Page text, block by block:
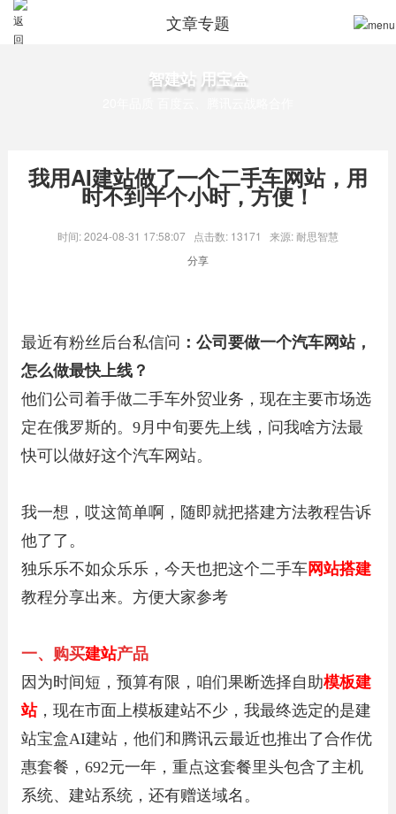
文章专题
智建站 用宝盒
我用AI建站做了一个二手车网站，用
时不到半个小时，方便！
时间: 2024-08-31 17:58:07 点击数: 13171
来源: 耐思智慧
分享
最近有粉丝后台私信问 ：公司要做一个汽车网站，
怎么做最快上线？
他们公司着手做二手车外贸业务，现在主要市场选
定在俄罗斯的。9月中旬要先上线，问我啥方法最
快可以做好这个汽车网站。
我一想，哎这简单啊，随即就把搭建方法教程告诉
他了了。
独乐乐不如众乐乐，今天也把这个二手车网站搭建
教程分享出来。方便大家参考
一、购买建站产品
因为时间短，预算有限，咱们果断选择自助模板建
站，现在市面上模板建站不少，我最终选定的是建
站宝盒AI建站，他们和腾讯云最近也推出了合作优
惠套餐，692元一年，重点这套餐里头包含了主机
系统、建站系统，还有赠送域名。